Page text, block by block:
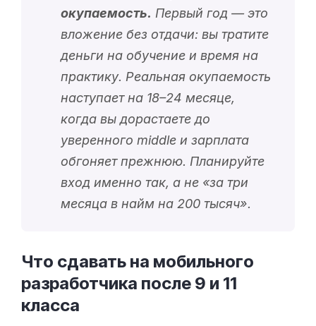
окупаемость. Первый год — это
вложение без отдачи: вы тратите
деньги на обучение и время на
практику. Реальная окупаемость
наступает на 18–24 месяце,
когда вы дорастаете до
уверенного middle и зарплата
обгоняет прежнюю. Планируйте
вход именно так, а не «за три
месяца в найм на 200 тысяч».
Что сдавать на мобильного
разработчика после 9 и 11
класса